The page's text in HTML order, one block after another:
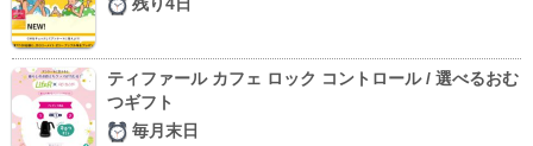
ティファール カフェ ロック コントロール / 選べるおむ
つギフト
毎月末日